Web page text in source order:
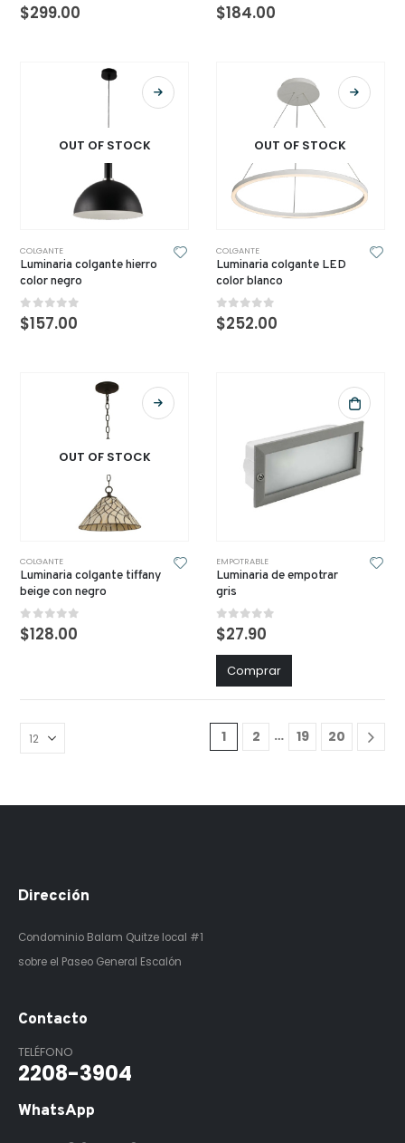
0 out of 5
$299.00 0out of 5
$184.00
OUT OF STOCK
COLGANTE
Luminaria colgante hierro
color negro
0out of 5
$157.00
OUT OF STOCK
COLGANTE
Luminaria colgante LED
color blanco
0 out of 5
$252.00
OUT OF STOCK
COLGANTE
Luminaria colgante tiffany
beige con negro
0out of 5
$128.00
EMPOTRABLE
Luminaria de empotrar
gris
0 out of 5
$27.90
Comprar
1 2 … 19 20
Dirección
Condominio Balam Quitze local #1
sobre el Paseo General Escalón
Contacto
TELÉFONO
2208-3904
WhatsApp